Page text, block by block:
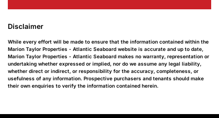
Disclaimer
While every effort will be made to ensure that the information contained within the
Marion Taylor Properties - Atlantic Seaboard website is accurate and up to date,
Marion Taylor Properties - Atlantic Seaboard makes no warranty, representation or
undertaking whether expressed or implied, nor do we assume any legal liability,
whether direct or indirect, or responsibility for the accuracy, completeness, or
usefulness of any information. Prospective purchasers and tenants should make
their own enquiries to verify the information contained herein.